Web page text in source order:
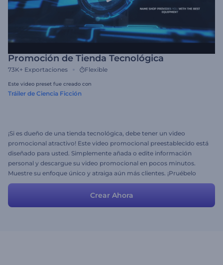
Promoción de Tienda Tecnológica
73K+ Exportaciones Flexible
Este video preset fue creado con
Tráiler de Ciencia Ficción
¡Si es dueño de una tienda tecnológica, debe tener un video
promocional atractivo! Este video promocional preestablecido está
diseñado para usted. Simplemente añada o edite información
personal y descargue su video promocional en pocos minutos.
Muestre su enfoque único y atraiga aún más clientes. ¡Pruébelo
ahora mismo!
Crear Ahora